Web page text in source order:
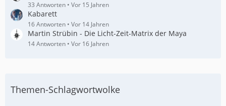
33 Antworten Vor 15 Jahren
Kabarett
16 Antworten Vor 14 Jahren
Martin Strübin - Die Licht-Zeit-Matrix der Maya
14 Antworten Vor 16 Jahren
Themen-Schlagwortwolke